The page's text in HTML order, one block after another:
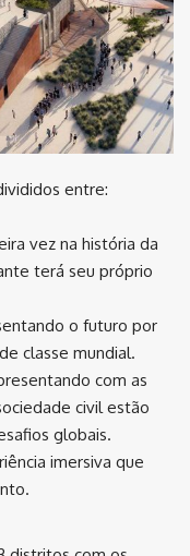
entre:
vez na história da
terá seu próprio
o futuro por
classe mundial.
com as
civil estão
globais.
imersiva que